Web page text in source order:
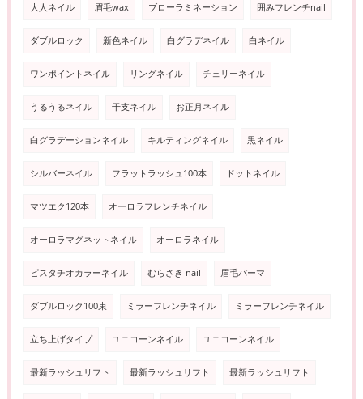
大人ネイル 眉毛wax ブローラミネーション 囲みフレンチnail
ダブルロック 新色ネイル 白グラデネイル 白ネイル
ワンポイントネイル リングネイル チェリーネイル
うるうるネイル 干支ネイル お正月ネイル
白グラデーションネイル キルティングネイル 黒ネイル
シルバーネイル フラットラッシュ100本 ドットネイル
マツエク120本 オーロラフレンチネイル
オーロラマグネットネイル オーロラネイル
ピスタチオカラーネイル むらさき nail 眉毛パーマ
ダブルロック100束 ミラーフレンチネイル ミラーフレンチネイル
立ち上げタイプ ユニコーンネイル ユニコーンネイル
最新ラッシュリフト 最新ラッシュリフト 最新ラッシュリフト